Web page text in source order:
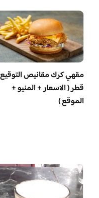
مقهي كرك مقانيص
قطر ( الاسعار + المنيو +
الموقع )